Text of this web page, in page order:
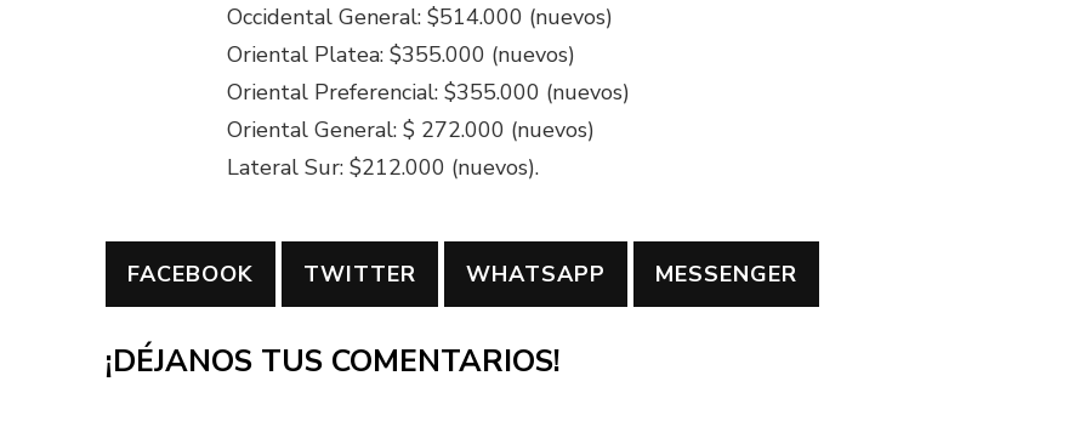
Occidental General: $514.000 (nuevos)
Oriental Platea: $355.000 (nuevos)
Oriental Preferencial: $355.000 (nuevos)
Oriental General: $ 272.000 (nuevos)
Lateral Sur: $212.000 (nuevos).
FACEBOOK TWITTER WHATSAPP MESSENGER
¡DÉJANOS TUS COMENTARIOS!